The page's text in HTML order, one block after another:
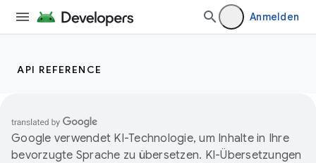
Anmelden
API REFERENCE
Google verwendet KI-Technologie, um Inhalte in Ihre
bevorzugte Sprache zu übersetzen. KI-Übersetzungen